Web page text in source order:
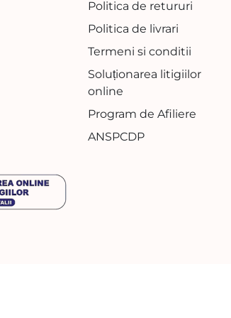
Politica de retururi
Politica de livrari
Termeni si conditii
Soluționarea litigiilor
online
Program de Afiliere
ANSPCDP